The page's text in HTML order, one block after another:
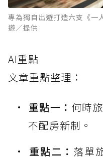
專為獨自出遊打造六支《
遊／提供
AI重點
文章重點整理：
重點一： 何時
不配房新制。
重點二： 落單